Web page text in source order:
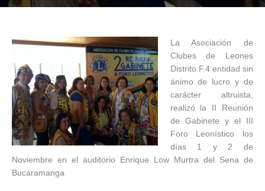
La Asociación de
Clubes de Leones
Distrito F.4 entidad sin
ánimo de lucro y de
carácter altruista,
realizó la II Reunión
de Gabinete y el III
Foro Leonístico los
días 1 y 2 de
Noviembre en el auditorio Enrique Low Murtra del Sena de
Bucaramanga